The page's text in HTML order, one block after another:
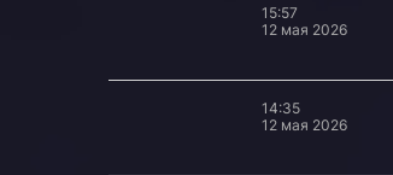
15:57
12 мая 2026
14:35
12 мая 2026